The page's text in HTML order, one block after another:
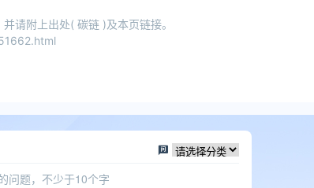
请附上出处( 碳链 )及本页链接。